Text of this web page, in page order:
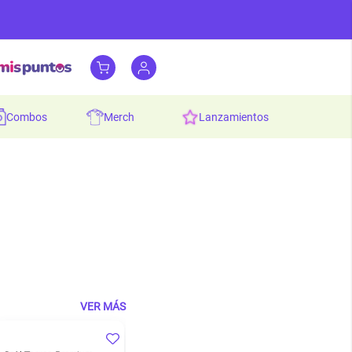
combos merch lanzamientos
VER MÁS